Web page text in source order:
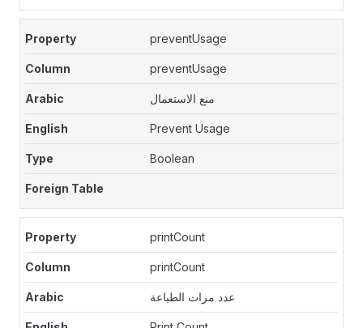
preventUsage
preventUsage
منع الاستعمال
Prevent Usage
Boolean
printCount
printCount
عدد مرات الطباعة